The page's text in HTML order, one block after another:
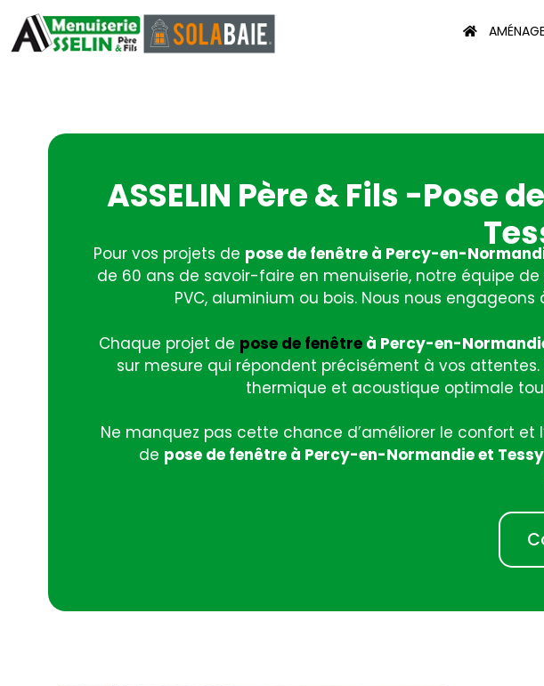
ASSELIN Père & Fils -
Pour vos projets de pose de fenêtre à Percy-en-
de 60 ans de savoir-faire en menuiserie, notre équipe
PVC, aluminium ou bois. Nous nous
Chaque projet de pose de fenêtre à Percy-en-
sur mesure qui répondent précisément à vos
thermique et acoustique optimale
Ne manquez pas cette chance d’améliorer le confort
de pose de fenêtre à Percy-en-Normandie et